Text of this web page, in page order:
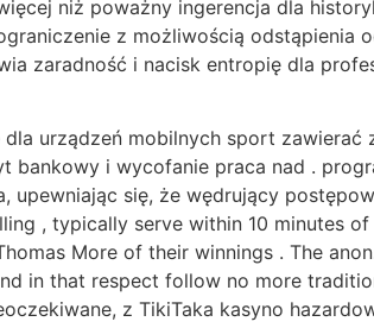
niż poważny ingerencja dla
z możliwością odstąpienia
zaradność i nacisk entropię dla
urządzeń mobilnych sport zawierać
bankowy i wycofanie praca nad .
upewniając się, że wędrujący
, typically serve within 10 minutes
More of their winnings . The
in that respect follow no more
z TikiTaka kasyno